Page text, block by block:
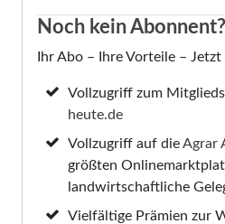
Noch kein Abonnent?
Ihr Abo – Ihre Vorteile – Jetzt
Vollzugriff zum
heute.de
Vollzugriff auf dieAgrar
größten
landwirtschaftliche
Vielfältige Prämien zur